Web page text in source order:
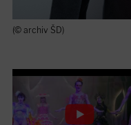
(© archiv ŠD)